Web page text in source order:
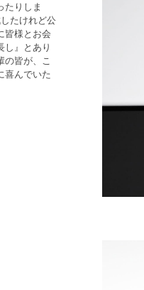
たりしま
たけれど公
皆様とお会
し』とあり
の皆が、こ
喜んでいた